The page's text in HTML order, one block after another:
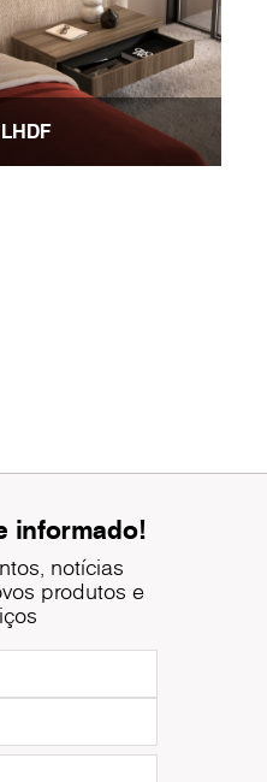
LHDF
informado!
notícias
produtos e